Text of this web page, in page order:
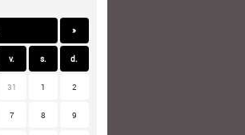
»
v. s. d.
31 1 2
7 8 9